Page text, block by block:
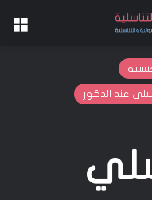
عند الذكور